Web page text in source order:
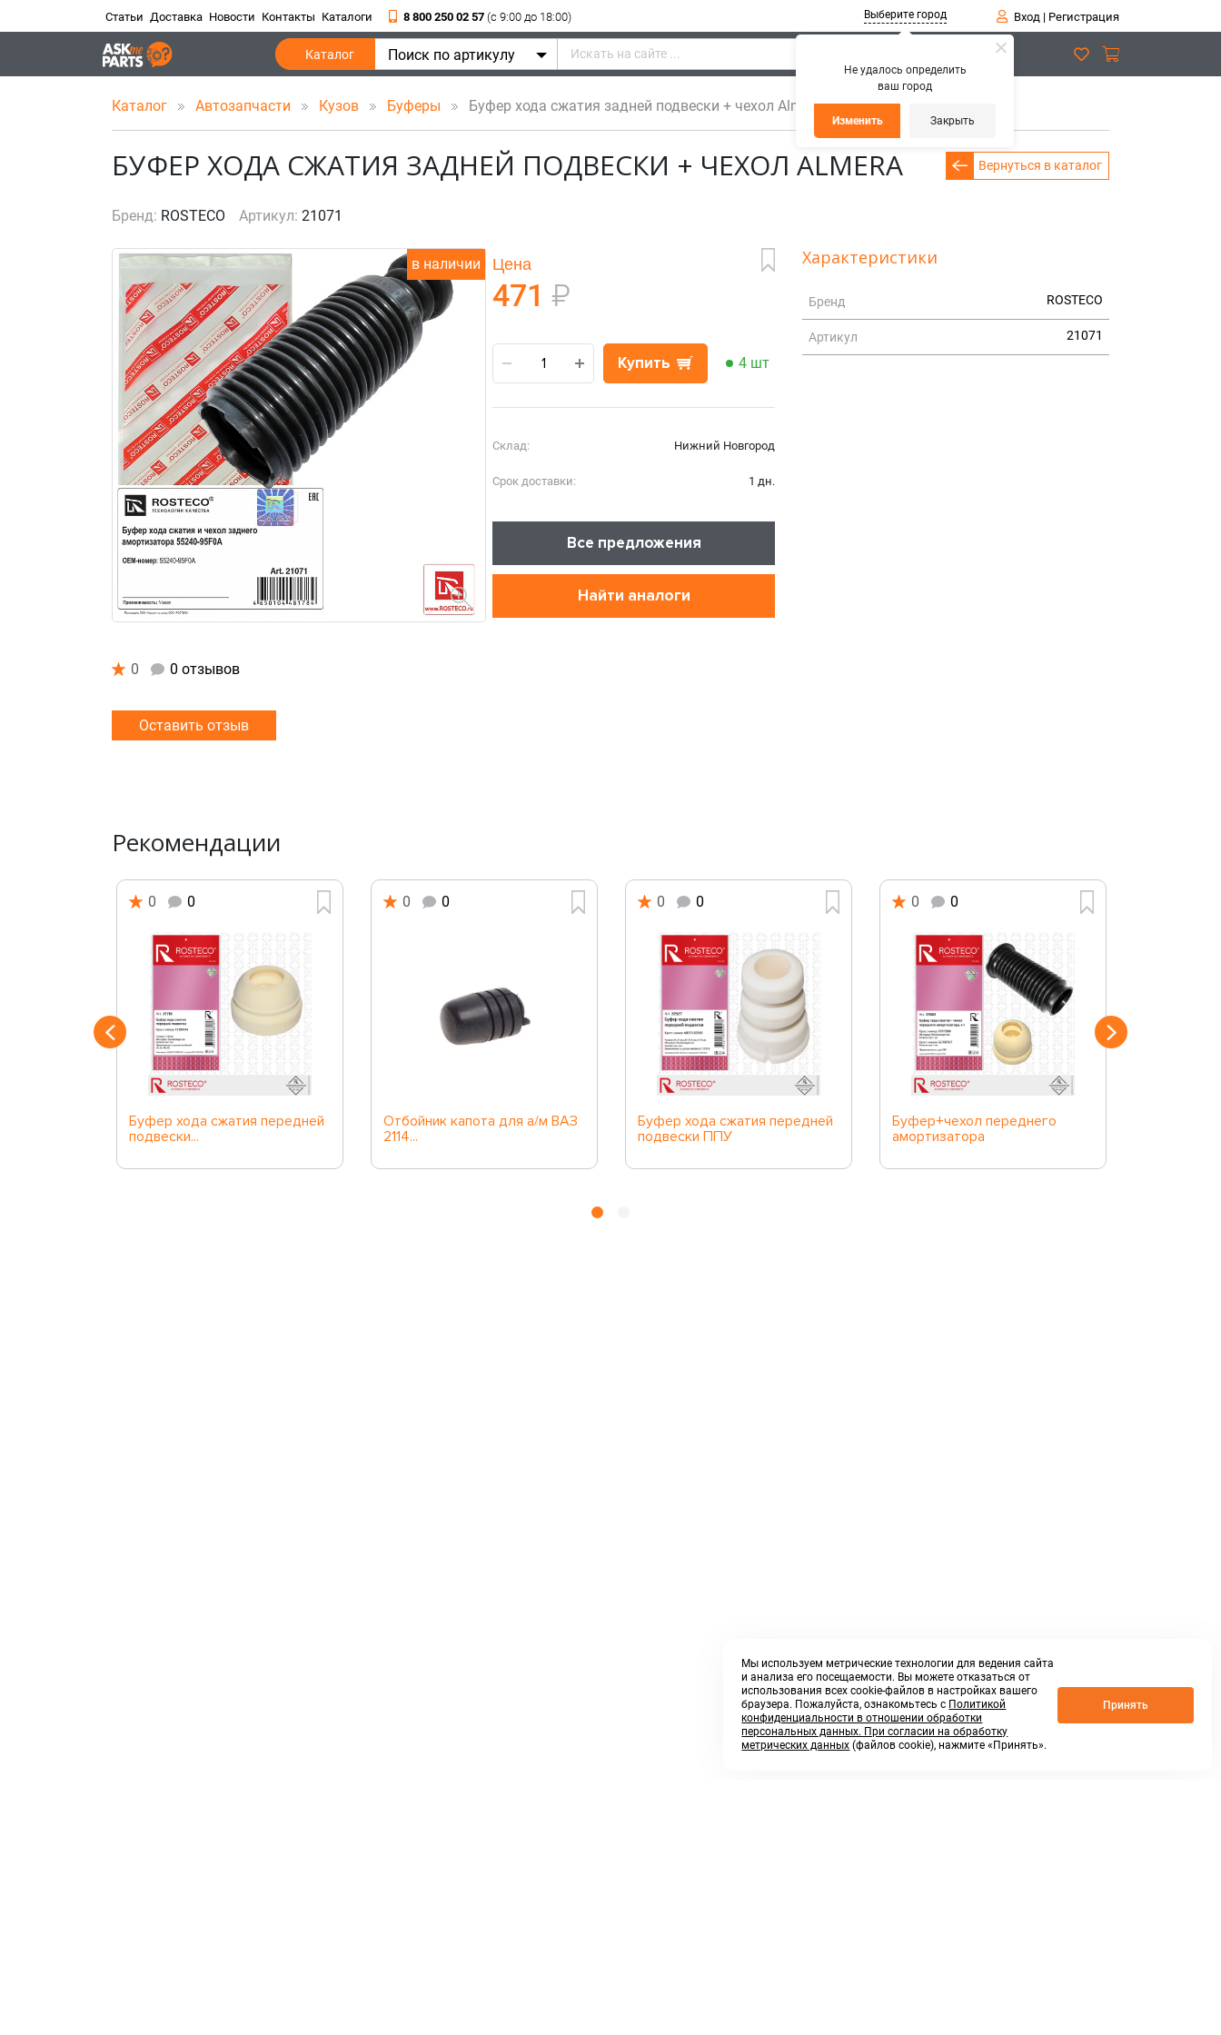
Не удалось определить
ваш город
Изменить Закрыть
Статьи Доставка Новости Контакты Каталоги 8 800 250 02 57 (c 9:00 до 18:00) Выберите город Вход| Регистрация
Каталог Поиск по артикулу
Каталог Автозапчасти Кузов Буферы Буфер хода сжатия задней подвески + чехол Almera
Вернуться в каталог
БУФЕР ХОДА СЖАТИЯ ЗАДНЕЙ ПОДВЕСКИ + ЧЕХОЛ ALMERA
Бренд: ROSTECO Артикул: 21071
в наличии Цена
471 ₽
Купить 4 шт
Склад: Нижний Новгород
Срок доставки: 1 дн.
Все предложения
Найти аналоги
Характеристики
Бренд ROSTECO
Артикул 21071
0 0 отзывов
Оставить отзыв
Рекомендации
0 0
Буфер хода сжатия передней
подвески...
0 0
Отбойник капота для а/м ВАЗ
2114...
0 0
Буфер хода сжатия передней
подвески ППУ
0 0
Буфер+чехол переднего
амортизатора
Мы используем метрические технологии для ведения сайта
и анализа его посещаемости. Вы можете отказаться от
использования всех cookie-файлов в настройках вашего
браузера. Пожалуйста, ознакомьтесь с Политикой
конфиденциальности в отношении обработки
персональных данных. При согласии на обработку
метрических данных (файлов cookie), нажмите «Принять».
Принять